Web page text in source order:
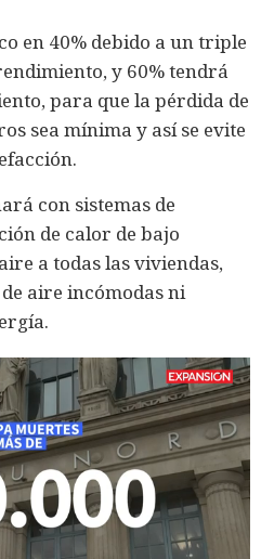
en 40% debido a un triple
y 60% tendrá
para que la pérdida de
sea mínima y así se evite
con sistemas de
de calor de bajo
a todas las viviendas,
aire incómodas ni